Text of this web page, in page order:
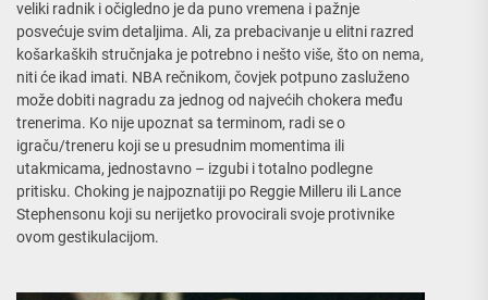
veliki radnik i očigledno je da puno vremena i pažnje
posvećuje svim detaljima. Ali, za prebacivanje u elitni razred
košarkaških stručnjaka je potrebno i nešto više, što on nema,
niti će ikad imati. NBA rečnikom, čovjek potpuno zasluženo
može dobiti nagradu za jednog od najvećih chokera među
trenerima. Ko nije upoznat sa terminom, radi se o
igraču/treneru koji se u presudnim momentima ili
utakmicama, jednostavno – izgubi i totalno podlegne
pritisku. Choking je najpoznatiji po Reggie Milleru ili Lance
Stephensonu koji su nerijetko provocirali svoje protivnike
ovom gestikulacijom.